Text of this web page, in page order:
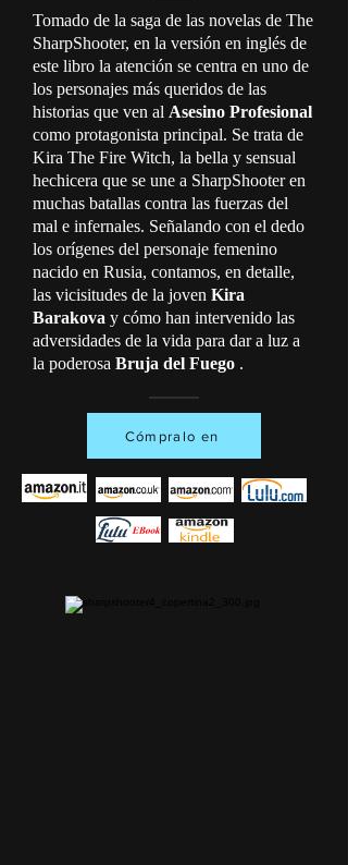
Tomado de la saga de las novelas de The
SharpShooter, en la versión en inglés de
este libro la atención se centra en uno de
los personajes más queridos de las
historias que ven al Asesino Profesional
como protagonista principal. Se trata de
Kira The Fire Witch, la bella y sensual
hechicera que se une a SharpShooter en
muchas batallas contra las fuerzas del
mal e infernales. Señalando con el dedo
los orígenes del personaje femenino
nacido en Rusia, contamos, en detalle,
las vicisitudes de la joven Kira
Barakova y cómo han intervenido las
adversidades de la vida para dar a luz a
la poderosa Bruja del Fuego .
Cómpralo en